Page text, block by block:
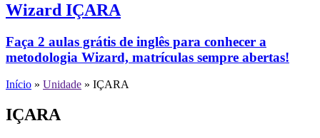
Wizard IÇARA
Faça 2 aulas grátis de inglês para conhecer a
metodologia Wizard, matrículas sempre abertas!
Início » Unidade » IÇARA
IÇARA